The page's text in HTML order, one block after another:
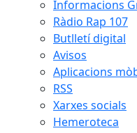
Informacions
Ràdio Rap 107
Butlletí digital
Avisos
Aplicacions
RSS
Xarxes socials
Hemeroteca